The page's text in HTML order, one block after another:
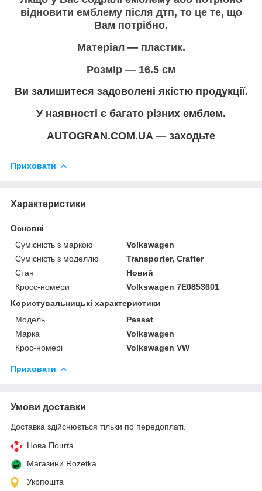
відновити емблему після дтп, то це те, що
Вам потрібно.
Матеріал — пластик.
Розмір — 16.5 см
Ви залишитеся задоволені якістю продукції.
У наявності є багато різних емблем.
AUTOGRAN.COM.UA — заходьте
Приховати
Характеристики
Основні
Сумісність з маркою
Volkswagen
Сумісність з моделлю
Transporter, Crafter
Стан
Новий
Кросс-номери
Volkswagen 7E0853601
Користувальницькі характеристики
Модель
Passat
Марка
Volkswagen
Крос-номері
Volkswagen VW
Приховати
Умови доставки
Доставка здійснюється тільки по передоплаті.
Нова Пошта
Магазини Rozetka
Укрпошта